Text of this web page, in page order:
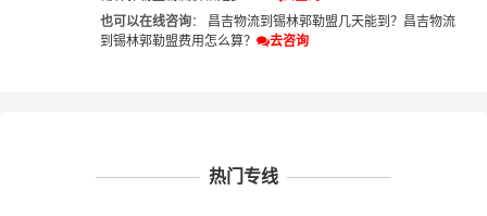
也可以在线咨询： 昌吉物流到锡林郭勒盟几天能到？ 昌吉物流
到锡林郭勒盟费用怎么算？
去咨询
热门专线